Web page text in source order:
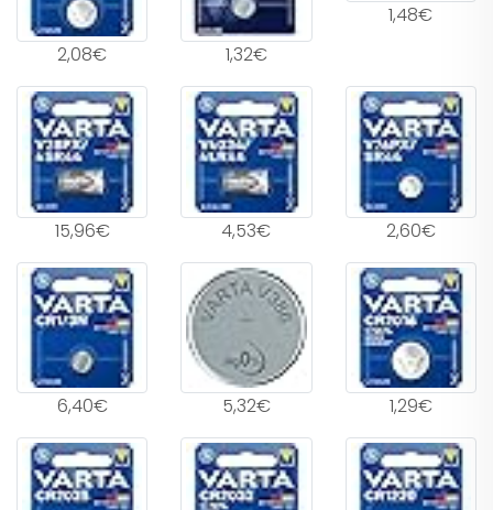
2,08€ 1,32€
1,48€
15,96€ 4,53€ 2,60€
6,40€ 5,32€ 1,29€